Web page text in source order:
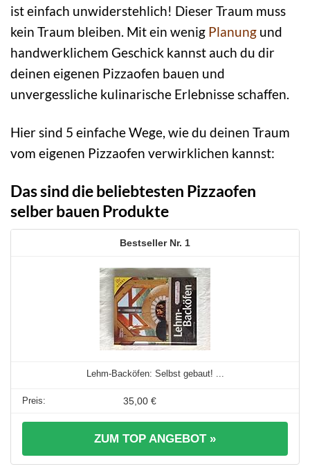
ist einfach unwiderstehlich! Dieser Traum muss
kein Traum bleiben. Mit ein wenig Planung und
handwerklichem Geschick kannst auch du dir
deinen eigenen Pizzaofen bauen und
unvergessliche kulinarische Erlebnisse schaffen.
Hier sind 5 einfache Wege, wie du deinen Traum
vom eigenen Pizzaofen verwirklichen kannst:
Das sind die beliebtesten Pizzaofen
selber bauen Produkte
1
Lehm-Backöfen: Selbst gebaut! ...
35,00 €
ZUM TOP ANGEBOT »